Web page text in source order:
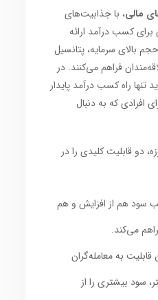
مالی، با جذابیت‌های
کسب درآمد ارائه
بالای سرمایه، پتانسیل
فراهم می‌کنند. در
تنها راه کسب درآمد پایدار
افرادی که به دنبال
دو قابلیت کلیدی را در
سود هم از افزایش و هم
می‌کند.
قابلیت به معامله‌گران
سود بیشتری را از